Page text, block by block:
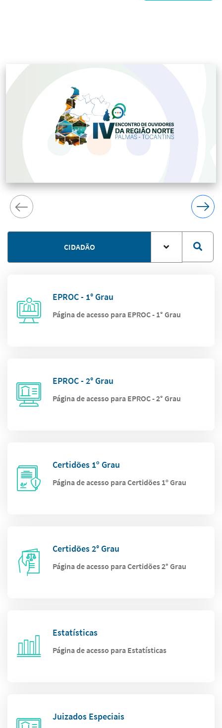
CIDADÃO
EPROC - 1° Grau
Página de acesso para EPROC - 1° Grau
EPROC - 2° Grau
Página de acesso para EPROC - 2° Grau
Certidões 1º Grau
Página de acesso para Certidões 1º Grau
Certidões 2° Grau
Página de acesso para Certidões 2° Grau
Estatísticas
Página de acesso para Estatísticas
Juizados Especiais